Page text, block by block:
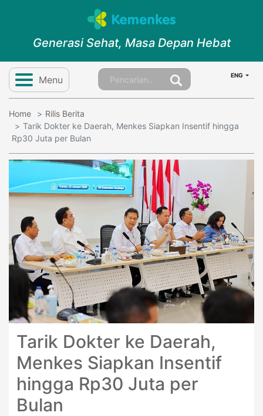
Generasi Sehat, Masa Depan Hebat
Menu ENG
Home
Rilis Berita
Tarik Dokter ke Daerah, Menkes Siapkan Insentif hingga
Rp30 Juta per Bulan
Tarik Dokter ke Daerah,
Menkes Siapkan Insentif
hingga Rp30 Juta per
Bulan